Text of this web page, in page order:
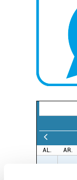
AL. AR.
27
28